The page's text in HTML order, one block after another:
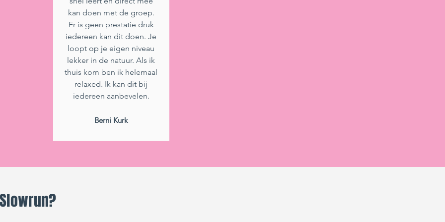
kan doen met de groep.
Er is geen prestatie druk
iedereen kan dit doen. Je
loopt op je eigen niveau
lekker in de natuur. Als ik
thuis kom ben ik helemaal
relaxed. Ik kan dit bij
iedereen aanbevelen.
Berni Kurk